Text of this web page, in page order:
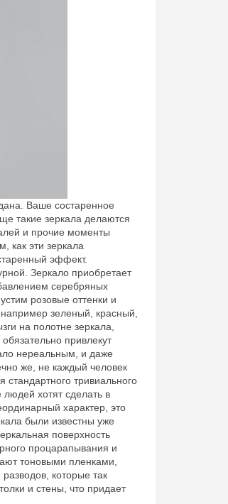
Ваше состаренное
такие зеркала делаются
и прочие моменты
как эти зеркала
эффект.
Зеркало приобретает
серебряных
розовые оттенки и
зеленый, красный,
на полотне зеркала,
привлекут
нереальным, и даже
же, не каждый человек
тривиального
хотят сделать в
характер, это
были известны уже
поверхность
процарапывания и
тоновыми пленками,
которые так
и стены, что придает